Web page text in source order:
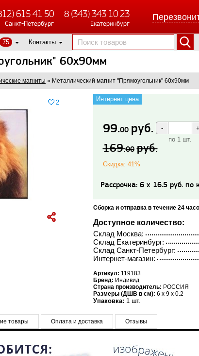
615 41 50
Санкт-Петербург
8 (343) 343 10 23
Екатеринбург
75 Контакты
60х90мм
магниты » Металлический магнит "Прямоугольник" 60х90мм
2 Интернет цена
99.00 руб.
169.00 руб.
Скидка: 41%
по 1 шт.
Рассрочка: 6 x 16.5 руб. по
Сборка и отправка в течение 24
Доступное количество:
Склад Москва:
Склад Екатеринбург:
Склад Санкт-Петербург:
Интернет-магазин:
Артикул: 119183
Бренд: Индивид
Страна производитель: РОССИЯ
Размеры (ДШВ в см): 6 x 9 x 0.2
Упаковка: 1 шт.
товары Оплата и доставка Отзывы